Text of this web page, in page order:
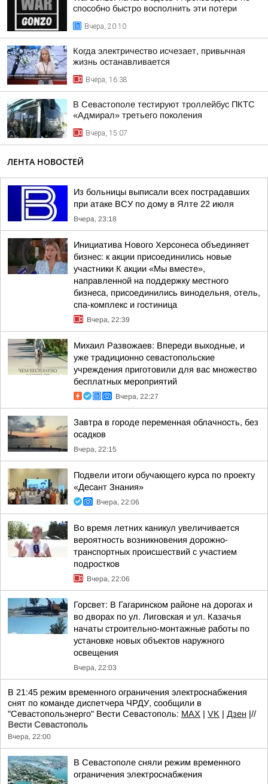
способно быстро восполнить эти потери
Вчера, 20:10
Когда электричество исчезает, привычная
жизнь останавливается
Вчера, 16:38
В Севастополе тестируют троллейбус ПКТС
«Адмирал» третьего поколения
Вчера, 15:07
ЛЕНТА НОВОСТЕЙ
Из больницы выписали всех пострадавших
при атаке ВСУ по дому в Ялте 22 июля
Вчера, 23:18
Инициатива Нового Херсонеса объединяет
бизнес: к акции присоединились новые
участники К акции «Мы вместе»,
направленной на поддержку местного
бизнеса, присоединились винодельня, отель,
спа-комплекс и гостиница
Вчера, 22:39
Михаил Развожаев: Впереди выходные, и
уже традиционно севастопольские
учреждения приготовили для вас множество
бесплатных мероприятий
Вчера, 22:27
Завтра в городе переменная облачность, без
осадков
Вчера, 22:15
Подвели итоги обучающего курса по проекту
«Десант Знания»
Вчера, 22:06
Во время летних каникул увеличивается
вероятность возникновения дорожно-
транспортных происшествий с участием
подростков
Вчера, 22:06
Горсвет: В Гагаринском районе на дорогах и
во дворах по ул. Лиговская и ул. Казачья
начаты строительно-монтажные работы по
установке новых объектов наружного
освещения
Вчера, 22:03
В 21:45 режим временного ограничения электроснабжения
снят по команде диспетчера ЧРДУ, сообщили в
"Севастопольэнерго" Вести Севастополь: MAX | VK | Дзен |//
Вести Севастополь
Вчера, 22:00
В Севастополе сняли режим временного
ограничения электроснабжения